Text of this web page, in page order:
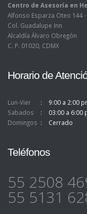
Centro de Asesoría en
Alfonso Esparza Oteo 144
Col. Guadalupe Inn
Alcaldía Álvaro Obregón
C. P. 01020, CDMX
Horario de
Lun-Vier
9:00 a 2:00
Sabados
03:00 a 6:00
Domingos
Cerrado
Teléfonos
55 2508
55 5131